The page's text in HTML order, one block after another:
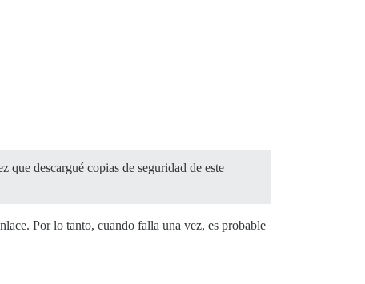
descargué copias de seguridad de este
Por lo tanto, cuando falla una vez, es probable